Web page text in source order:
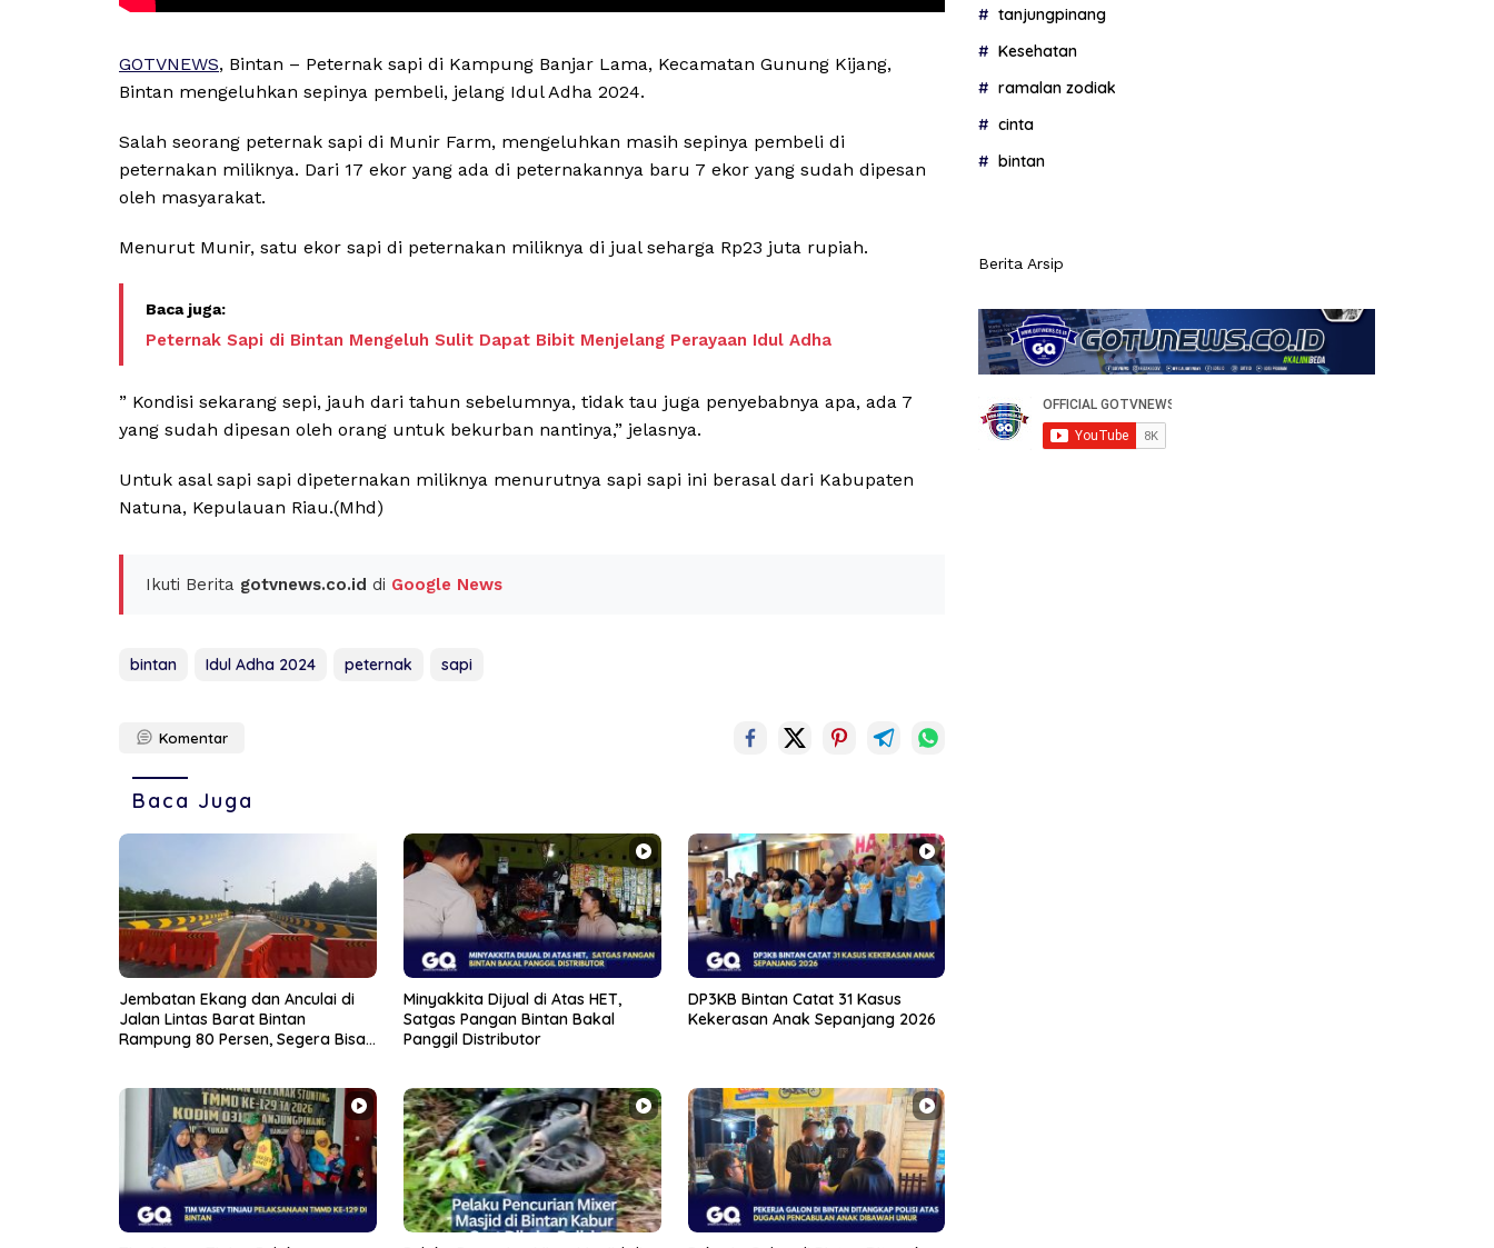
GOTVNEWS, Bintan – Peternak sapi di Kampung Banjar Lama, Kecamatan Gunung Kijang,
Bintan mengeluhkan sepinya pembeli, jelang Idul Adha 2024.
Salah seorang peternak sapi di Munir Farm, mengeluhkan masih sepinya pembeli di
peternakan miliknya. Dari 17 ekor yang ada di peternakannya baru 7 ekor yang sudah dipesan
oleh masyarakat.
Menurut Munir, satu ekor sapi di peternakan miliknya di jual seharga Rp23 juta rupiah.
Peternak Sapi di Bintan Mengeluh Sulit Dapat Bibit Menjelang Perayaan Idul Adha
” Kondisi sekarang sepi, jauh dari tahun sebelumnya, tidak tau juga penyebabnya apa, ada 7
yang sudah dipesan oleh orang untuk bekurban nantinya,” jelasnya.
Untuk asal sapi sapi dipeternakan miliknya menurutnya sapi sapi ini berasal dari Kabupaten
Natuna, Kepulauan Riau.(Mhd)
Ikuti Berita gotvnews.co.id di Google News
bintan Idul Adha 2024 peternak sapi
Komentar
Baca Juga
Jembatan Ekang dan Anculai di
Jalan Lintas Barat Bintan
Rampung 80 Persen, Segera Bisa
Minyakkita Dijual di Atas HET,
Satgas Pangan Bintan Bakal
Panggil Distributor
DP3KB Bintan Catat 31 Kasus
Kekerasan Anak Sepanjang 2026
tanjungpinang
Kesehatan
ramalan zodiak
cinta
bintan
Berita Arsip